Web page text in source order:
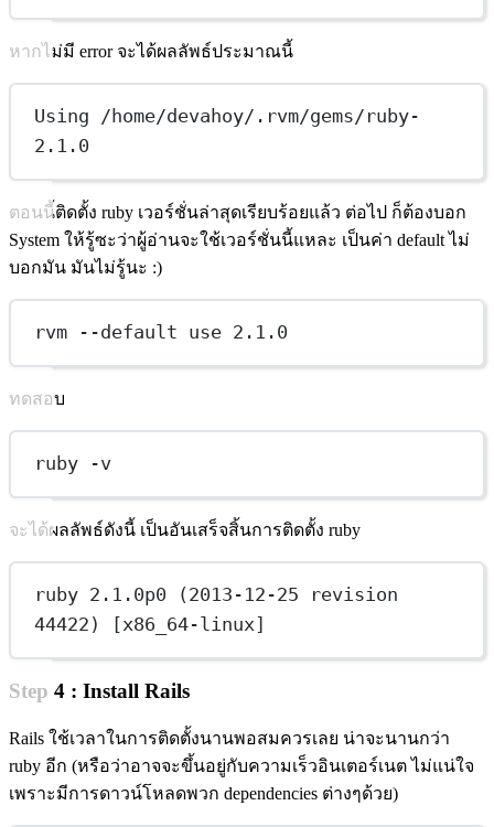
หากไม่มี error จะได้ผลลัพธ์ประมาณนี้
Using /home/devahoy/.rvm/gems/ruby-
2.1.0
ตอนนี้ติดตั้ง ruby เวอร์ชั่นล่าสุดเรียบร้อยแล้ว ต่อไป ก็ต้องบอก
System ให้รู้ซะว่าผู้อ่านจะใช้เวอร์ชั่นนี้แหละ เป็นค่า default ไม่
บอกมัน มันไม่รู้นะ :)
rvm --default use 2.1.0
ทดสอบ
ruby -v
จะได้ผลลัพธ์ดังนี้ เป็นอันเสร็จสิ้นการติดตั้ง ruby
ruby 2.1.0p0 (2013-12-25 revision
44422) [x86_64-linux]
Step 4 : Install Rails
Rails ใช้เวลาในการติดตั้งนานพอสมควรเลย น่าจะนานกว่า
ruby อีก (หรือว่าอาจจะขึ้นอยู่กับความเร็วอินเตอร์เนต ไม่แน่ใจ
เพราะมีการดาวน์โหลดพวก dependencies ต่างๆด้วย)